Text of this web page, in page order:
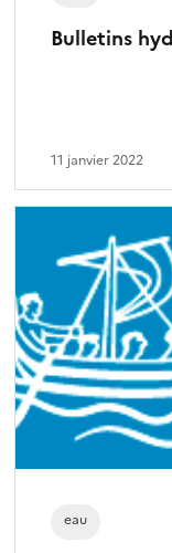
Bulletins
11 janvier 2022
eau